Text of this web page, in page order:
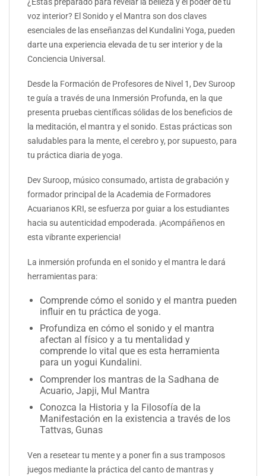
voz interior? El Sonido y el Mantra son dos claves
esenciales de las enseñanzas del Kundalini Yoga, pueden
darte una experiencia elevada de tu ser interior y de la
Conciencia Universal.
Desde la Formación de Profesores de Nivel 1, Dev Suroop
te guía a través de una Inmersión Profunda, en la que
presenta pruebas científicas sólidas de los beneficios de
la meditación, el mantra y el sonido. Estas prácticas son
saludables para la mente, el cerebro y, por supuesto, para
tu práctica diaria de yoga.
Dev Suroop, músico consumado, artista de grabación y
formador principal de la Academia de Formadores
Acuarianos KRI, se esfuerza por guiar a los estudiantes
hacia su autenticidad empoderada. ¡Acompáñenos en
esta vibrante experiencia!
La inmersión profunda en el sonido y el mantra le dará
herramientas para:
Comprende cómo el sonido y el mantra pueden
influir en tu práctica de yoga.
Profundiza en cómo el sonido y el mantra
afectan al físico y a tu mentalidad y
comprende lo vital que es esta herramienta
para un yogui Kundalini.
Comprender los mantras de la Sadhana de
Acuario, Japji, Mul Mantra
Conozca la Historia y la Filosofía de la
Manifestación en la existencia a través de los
Tattvas, Gunas
Ven a resetear tu mente y a poner fin a sus tramposos
juegos mediante la práctica del canto de mantras y